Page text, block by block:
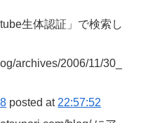
生体認証」で検索し
archives/2006/11/30_
posted at 22:57:52